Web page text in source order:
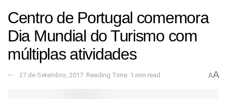
Centro de Portugal comemora
Dia Mundial do Turismo com
múltiplas atividades
27 de Setembro, 2017 Reading Time: 1 min read AA